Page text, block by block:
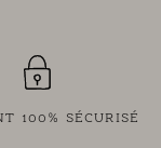
: 65,5 cm pour une
100% SÉCURISÉ